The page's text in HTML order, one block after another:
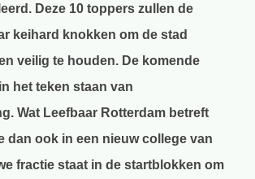
Deze 10 toppers zullen de
keihard knokken om de stad
veilig te houden. De komende
het teken staan van
Wat Leefbaar Rotterdam betreft
dan ook in een nieuw college van
fractie staat in de startblokken om